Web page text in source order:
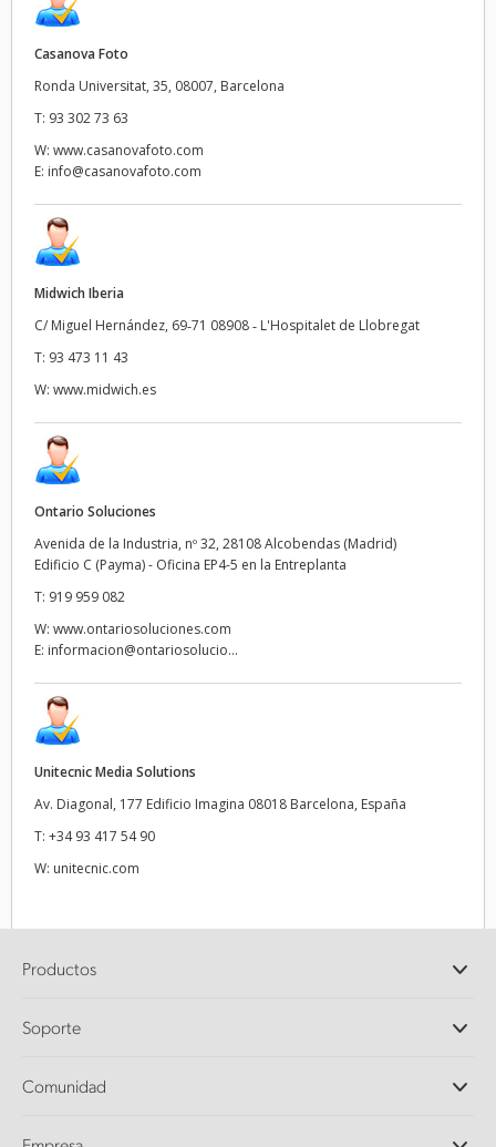
Casanova Foto
Ronda Universitat, 35, 08007, Barcelona
T: 93 302 73 63
W: www.casanovafoto.com
E: info@casanovafoto.com
Midwich Iberia
C/ Miguel Hernández, 69‑71 08908 ‑ L'Hospitalet de Llobregat
T: 93 473 11 43
W: www.midwich.es
Ontario Soluciones
Avenida de la Industria, nº 32, 28108 Alcobendas (Madrid)
Edificio C (Payma) - Oficina EP4-5 en la Entreplanta
T: 919 959 082
W: www.ontariosoluciones.com
E: informacion@ontariosolucio...
Unitecnic Media Solutions
Av. Diagonal, 177 Edificio Imagina 08018 Barcelona, España
T: +34 93 417 54 90
W: unitecnic.com
Productos
DaVinci Resolve y Fusion
Ultimatte
Captura y reproducción
Soporte
Centro de soporte técnico
Comunidad